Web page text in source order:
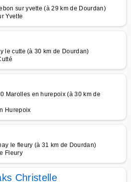
sur yvette (à 29 km de Dourdan)
Yvette
le cutte (à 30 km de Dourdan)
Marolles en hurepoix (à 30 km de
Hurepoix
le fleury (à 31 km de Dourdan)
Fleury
Christelle